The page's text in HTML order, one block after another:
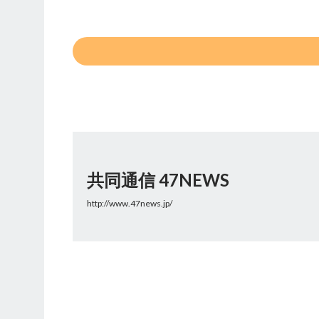
共同通信 47NEWS
http://www.47news.jp/